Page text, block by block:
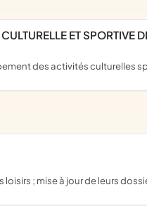
ET SPORTIVE
des activités culturelles
; mise à jour de leurs